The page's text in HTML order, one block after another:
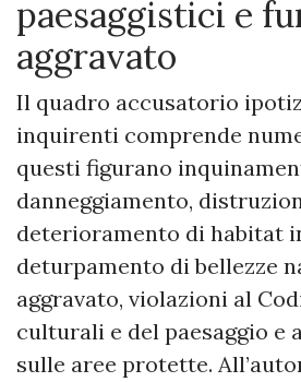
paesaggistici e
aggravato
Il quadro accusatorio
inquirenti comprende
questi figurano
danneggiamento,
deterioramento di habitat
deturpamento di bellezze
aggravato, violazioni al
culturali e del paesaggio e
sulle aree protette.